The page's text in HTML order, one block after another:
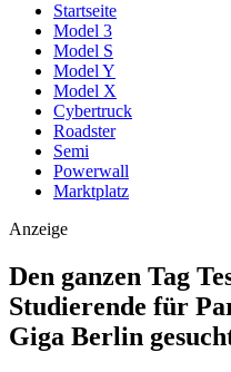
Startseite
Model 3
Model S
Model Y
Model X
Cybertruck
Roadster
Semi
Powerwall
Marktplatz
Anzeige
Den ganzen Tag
Studierende für
Giga Berlin